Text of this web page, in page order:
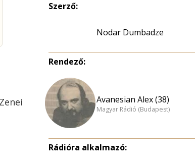
Szerző:
Nodar Dumbadze
Rendező:
Avanesian Alex (38)
Magyar Rádió (Budapest)
Rádióra alkalmazó: